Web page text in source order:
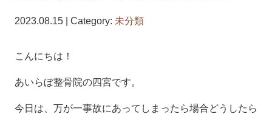
2023.08.15 | Category: 未分類
こんにちは！
あいらぼ整骨院の四宮です。
今日は、万が一事故にあってしまったら場合どうしたら